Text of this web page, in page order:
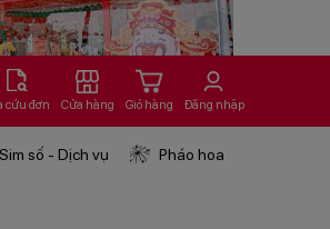
cứu đơn Cửa hàng Giỏ hàng Đăng nhập
Sim số - Dịch vụ Pháo hoa